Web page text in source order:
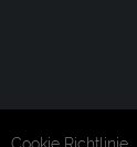
Cookie Richtlinie